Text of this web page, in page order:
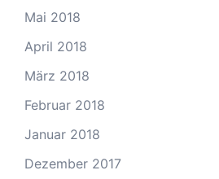
Mai 2018
April 2018
März 2018
Februar 2018
Januar 2018
Dezember 2017